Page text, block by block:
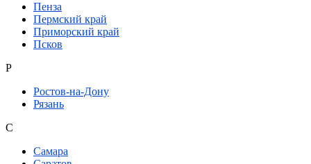
Пенза
Пермский край
Приморский край
Псков
Р
Ростов-на-Дону
Рязань
С
Самара